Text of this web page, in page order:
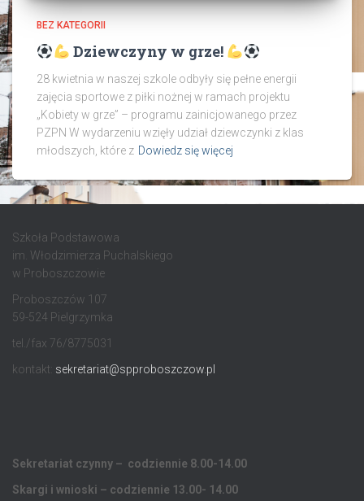
BEZ KATEGORII
Dziewczyny w grze!
28 kwietnia w naszej szkole odbyły się pełne energii
zajęcia sportowe z piłki nożnej w ramach projektu
„Kobiety w grze” – programu zainicjowanego przez
PZPN W wydarzeniu wzięły udział dziewczynki z klas
młodszych, które z Dowiedz się więcej
Szkoła Podstawowa
im. Włodzimierza Puchalskiego
w Proboszczowie
Proboszczów 107
59-524 Pielgrzymka
tel./fax 76/8775031
kontakt: sekretariat@spproboszczow.pl
Sekretariat czynny – codziennie 8.00-14.00
Skargi i wnioski – codziennie 13.00- 14.00